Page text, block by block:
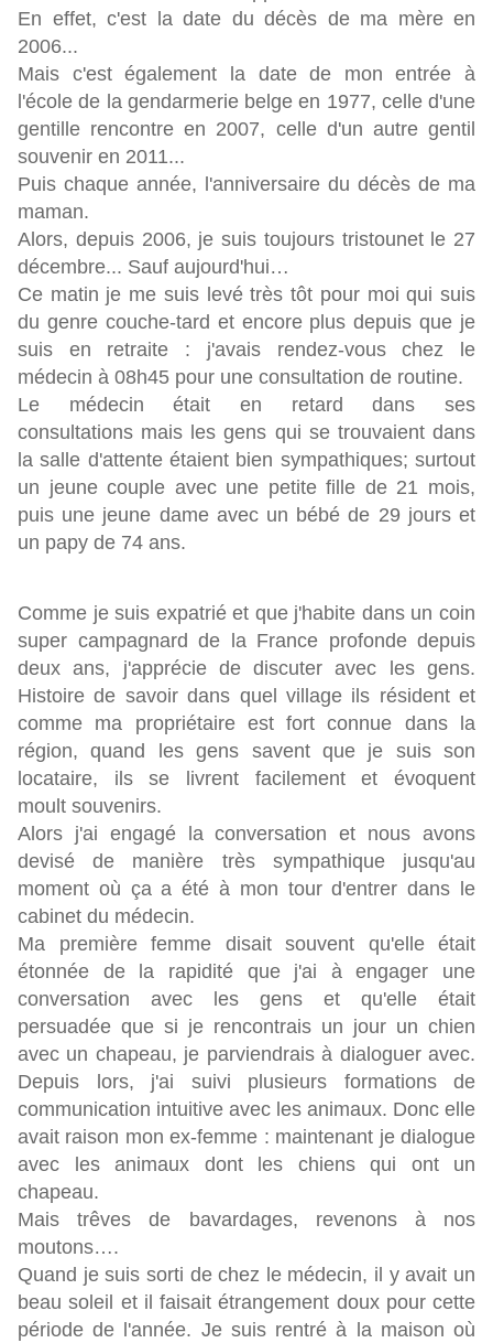
En effet, c'est la date du décès de ma mère en
2006...
Mais c'est également la date de mon entrée à
l'école de la gendarmerie belge en 1977, celle d'une
gentille rencontre en 2007, celle d'un autre gentil
souvenir en 2011...
Puis chaque année, l'anniversaire du décès de ma
maman.
Alors, depuis 2006, je suis toujours tristounet le 27
décembre... Sauf aujourd'hui…
Ce matin je me suis levé très tôt pour moi qui suis
du genre couche-tard et encore plus depuis que je
suis en retraite : j'avais rendez-vous chez le
médecin à 08h45 pour une consultation de routine.
Le médecin était en retard dans ses
consultations mais les gens qui se trouvaient dans
la salle d'attente étaient bien sympathiques; surtout
un jeune couple avec une petite fille de 21 mois,
puis une jeune dame avec un bébé de 29 jours et
un papy de 74 ans.
Comme je suis expatrié et que j'habite dans un coin
super campagnard de la France profonde depuis
deux ans, j'apprécie de discuter avec les gens.
Histoire de savoir dans quel village ils résident et
comme ma propriétaire est fort connue dans la
région, quand les gens savent que je suis son
locataire, ils se livrent facilement et évoquent
moult souvenirs.
Alors j'ai engagé la conversation et nous avons
devisé de manière très sympathique jusqu'au
moment où ça a été à mon tour d'entrer dans le
cabinet du médecin.
Ma première femme disait souvent qu'elle était
étonnée de la rapidité que j'ai à engager une
conversation avec les gens et qu'elle était
persuadée que si je rencontrais un jour un chien
avec un chapeau, je parviendrais à dialoguer avec.
Depuis lors, j'ai suivi plusieurs formations de
communication intuitive avec les animaux. Donc elle
avait raison mon ex-femme : maintenant je dialogue
avec les animaux dont les chiens qui ont un
chapeau.
Mais trêves de bavardages, revenons à nos
moutons….
Quand je suis sorti de chez le médecin, il y avait un
beau soleil et il faisait étrangement doux pour cette
période de l'année. Je suis rentré à la maison où